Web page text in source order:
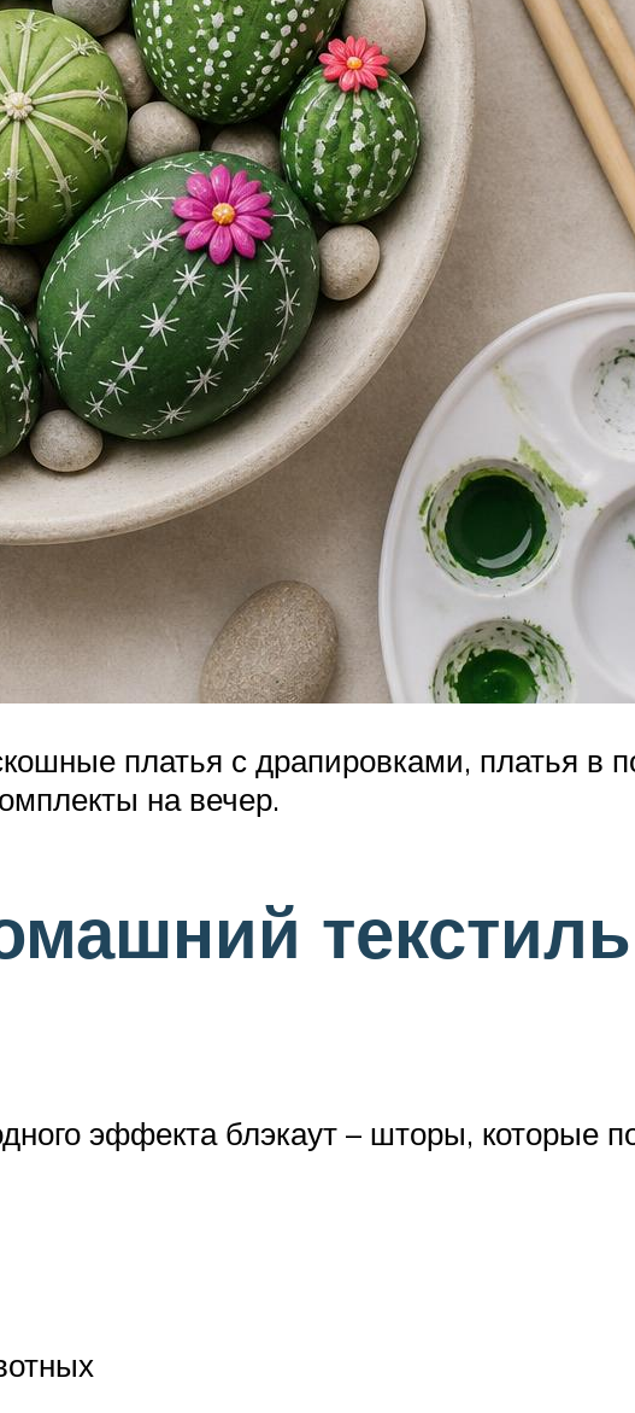
платья с драпировками, платья в
на вечер.
текстиль
эффекта блэкаут – шторы, которые